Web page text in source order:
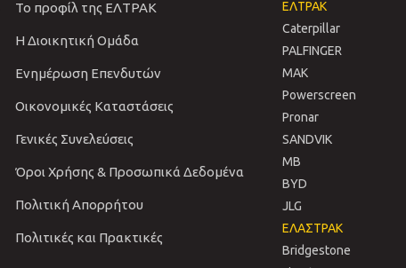
Το προφίλ της ΕΛΤΡΑΚ
Η Διοικητική Ομάδα
Ενημέρωση Επενδυτών
Οικονομικές Καταστάσεις
Γενικές Συνελεύσεις
Όροι Χρήσης & Προσωπικά Δεδομένα
Πολιτική Απορρήτου
Πολιτικές και Πρακτικές
ΕΛΤΡΑΚ
Caterpillar
PALFINGER
MAK
Powerscreen
Pronar
SANDVIΚ
MB
BYD
JLG
ΕΛΑΣΤΡΑΚ
Bridgestone